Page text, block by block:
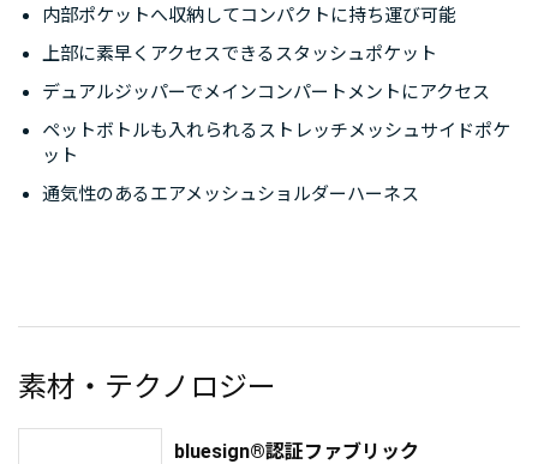
内部ポケットへ収納してコンパクトに持ち運び可能
上部に素早くアクセスできるスタッシュポケット
デュアルジッパーでメインコンパートメントにアクセス
ペットボトルも入れられるストレッチメッシュサイドポケ
ット
通気性のあるエアメッシュショルダーハーネス
素材・テクノロジー
bluesign®認証ファブリック